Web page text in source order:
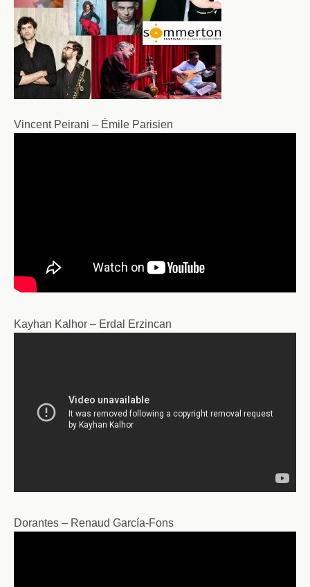
Vincent Peirani – Émile Parisien
Kayhan Kalhor – Erdal Erzincan
Dorantes – Renaud García-Fons